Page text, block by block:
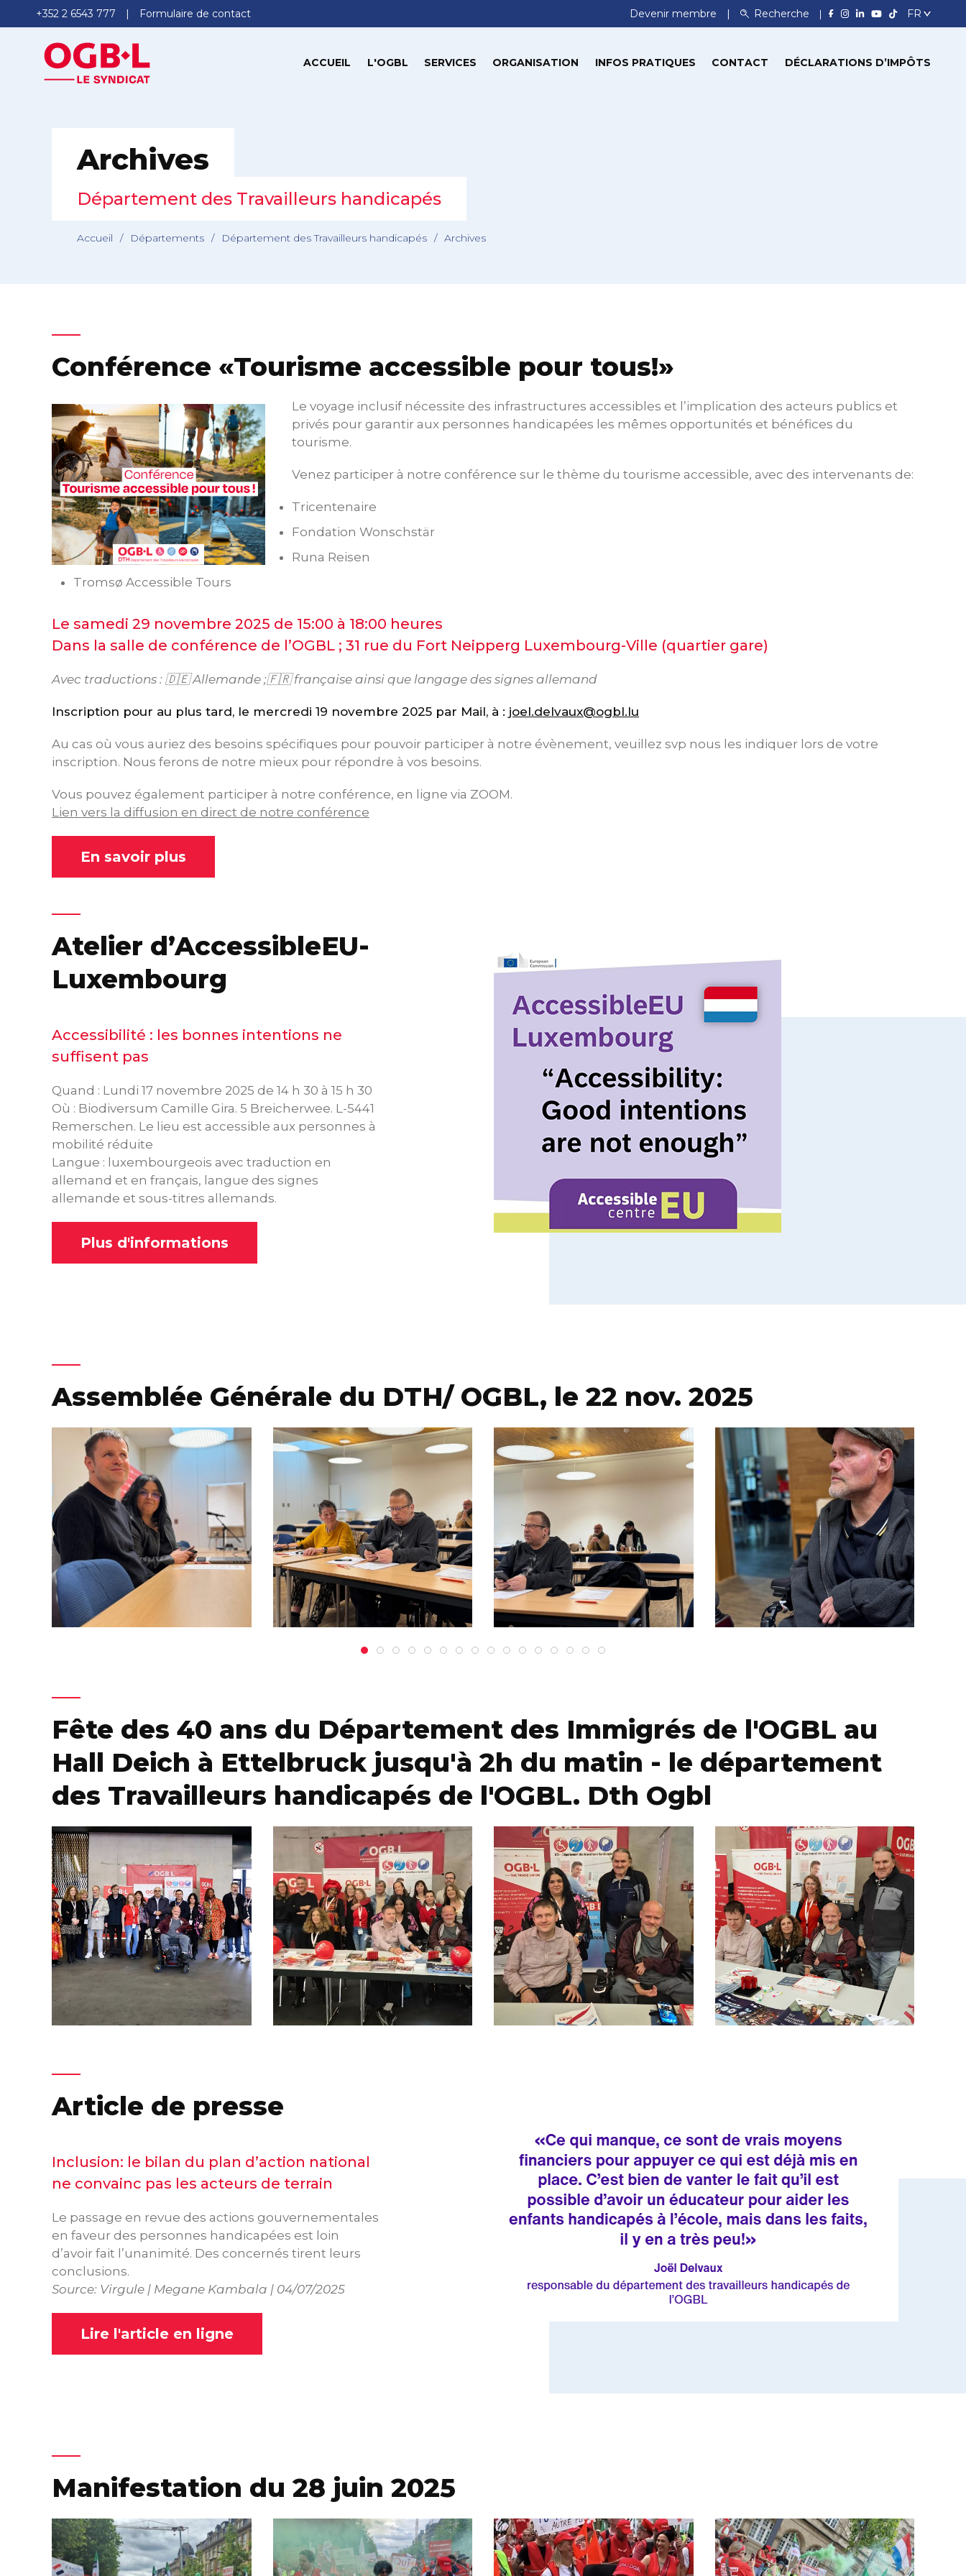
+352 2 6543 777 Formulaire de contact Devenir membre Recherche
ACCUEIL L'OGBL SERVICES ORGANISATION INFOS PRATIQUES CONTACT DÉCLARATIONS D’IMPÔTS
Archives
Département des Travailleurs handicapés
Accueil / Départements / Département des Travailleurs handicapés / Archives
Conférence «Tourisme accessible pour tous!»
Le voyage inclusif nécessite des infrastructures accessibles et l’implication des acteurs publics et
privés pour garantir aux personnes handicapées les mêmes opportunités et bénéfices du
tourisme.
Venez participer à notre conférence sur le thème du tourisme accessible, avec des intervenants de:
Tricentenaire
Fondation Wonschstär
Runa Reisen
Tromsø Accessible Tours
Le samedi 29 novembre 2025 de 15:00 à 18:00 heures
Dans la salle de conférence de l’OGBL ; 31 rue du Fort Neipperg Luxembourg-Ville (quartier gare)
Avec traductions : 🇩🇪 Allemande ;🇫🇷 française ainsi que langage des signes allemand
Inscription pour au plus tard, le mercredi 19 novembre 2025 par Mail, à : joel.delvaux@ogbl.lu
Au cas où vous auriez des besoins spécifiques pour pouvoir participer à notre évènement, veuillez svp nous les indiquer lors de votre
inscription. Nous ferons de notre mieux pour répondre à vos besoins.
Vous pouvez également participer à notre conférence, en ligne via ZOOM.
Lien vers la diffusion en direct de notre conférence
En savoir plus
Atelier d’AccessibleEU-
Luxembourg
Accessibilité : les bonnes intentions ne
suffisent pas
Quand : Lundi 17 novembre 2025 de 14 h 30 à 15 h 30
Où : Biodiversum Camille Gira. 5 Breicherwee. L-5441
Remerschen. Le lieu est accessible aux personnes à
mobilité réduite
Langue : luxembourgeois avec traduction en
allemand et en français, langue des signes
allemande et sous-titres allemands.
Plus d'informations
Assemblée Générale du DTH/ OGBL, le 22 nov. 2025
Fête des 40 ans du Département des Immigrés de l'OGBL au
Hall Deich à Ettelbruck jusqu'à 2h du matin - le département
des Travailleurs handicapés de l'OGBL. Dth Ogbl
Article de presse
Inclusion: le bilan du plan d’action national
ne convainc pas les acteurs de terrain
Le passage en revue des actions gouvernementales
en faveur des personnes handicapées est loin
d’avoir fait l’unanimité. Des concernés tirent leurs
conclusions.
Source: Virgule | Megane Kambala | 04/07/2025
Lire l'article en ligne
Manifestation du 28 juin 2025